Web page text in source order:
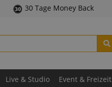
30 Tage Money Back
Live & Studio Event & Freizeit